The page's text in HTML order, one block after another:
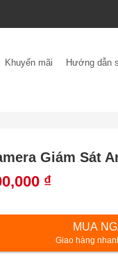
Khuyến mãi
Hướng dẫn
Giám Sát
₫
MUA
Giao hàng